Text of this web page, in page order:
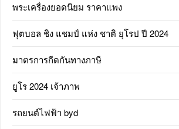
พระเครื่องยอดนิยม ราคาแพง
ฟุตบอล ชิง แชมป์ แห่ง ชาติ ยุโรป ปี 2024
มาตรการกีดกันทางภาษี
ยูโร 2024 เจ้าภาพ
รถยนต์ไฟฟ้า byd